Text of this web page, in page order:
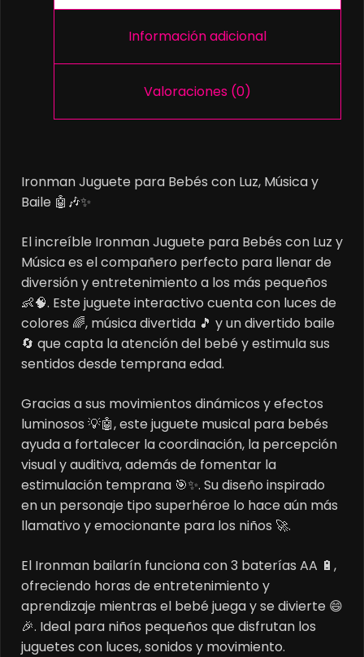
Información adicional
Valoraciones (0)
Ironman Juguete para Bebés con Luz, Música y
Baile 🤖🎶✨
El increíble Ironman Juguete para Bebés con Luz y
Música es el compañero perfecto para llenar de
diversión y entretenimiento a los más pequeños
👶🧠. Este juguete interactivo cuenta con luces de
colores 🌈, música divertida 🎵 y un divertido baile
🔄 que capta la atención del bebé y estimula sus
sentidos desde temprana edad.
Gracias a sus movimientos dinámicos y efectos
luminosos 💡🤖, este juguete musical para bebés
ayuda a fortalecer la coordinación, la percepción
visual y auditiva, además de fomentar la
estimulación temprana 🎯✨. Su diseño inspirado
en un personaje tipo superhéroe lo hace aún más
llamativo y emocionante para los niños 🚀.
El Ironman bailarín funciona con 3 baterías AA 🔋,
ofreciendo horas de entretenimiento y
aprendizaje mientras el bebé juega y se divierte 😄
🎉. Ideal para niños pequeños que disfrutan los
juguetes con luces, sonidos y movimiento.